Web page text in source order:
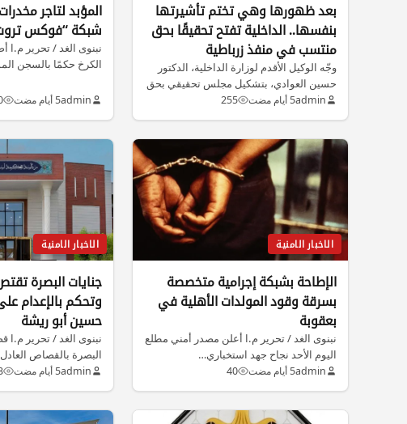
بعد ظهورها وهي تختم تأشيرتها
بنفسها.. الداخلية تفتح تحقيقًا بحق
منتسب في منفذ زرباطية
وجّه الوكيل الأقدم لوزارة الداخلية، الدكتور
حسين العوادي، بتشكيل مجلس تحقيقي بحق
أحد منتسبي…
admin5 أيام مضت 255
المؤبد لتاجر
شبكة “فوكس
نبنوى الغد / تحرير
الكرخ حكمًا بالسجن
admin5 أيام مضت
الاخبار الامنية
الإطاحة بشبكة إجرامية متخصصة
بسرقة وقود المولدات الأهلية في
بعقوبة
نبنوى الغد / تحرير م.ا أعلن مصدر أمني مطلع
اليوم الأحد نجاح جهد استخباري…
admin5 أيام مضت 40
الاخبار الامنية
جنايات البصرة
وتحكم بالإعدام
حسين أبو ريشة
نبنوى الغد / تحرير
البصرة بالقصاص
حاسمًا…
admin5 أيام مضت